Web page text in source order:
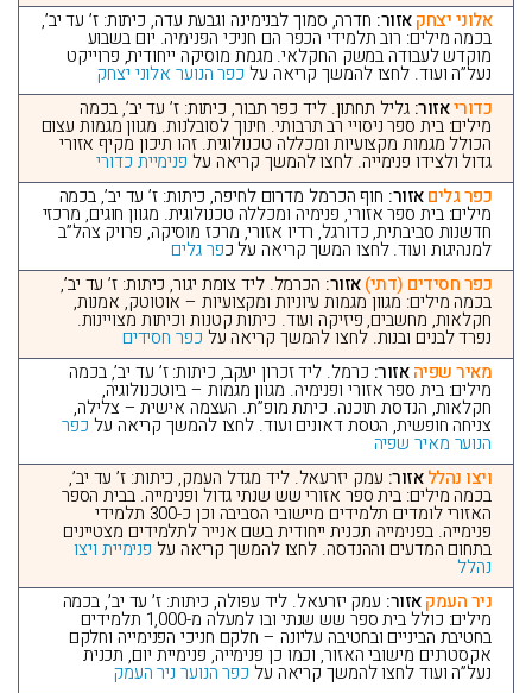
אלוני יצחקאזור: חדרה, סמוך לבנימינה וגבעת עדה, כיתות: ז’ עד יב’,
בכמה מילים: רוב תלמידי הכפר הם חניכי הפנימיה. יום בשבוע
מוקדש לעבודה במשק החקלאי. מגמת מוסיקה ייחודית, פרוייקט
נעל”ה ועוד. לחצו להמשך קריאה על כפר הנוער אלוני יצחק
כדוריאזור: גליל תחתון. ליד כפר תבור, כיתות: ז’ עד יב’, בכמה
מילים: בית ספר ניסויי רב תרבותי. חינוך לסובלנות. מגוון מגמות עצום
הכולל מגמות מקצועיות ומכללה טכנולוגית. זהו תיכון מקיף אזורי
גדול ולצידו פנימייה. לחצו להמשך קריאה על פנימיית כדורי
כפר גליםאזור: חוף הכרמל מדרום לחיפה, כיתות: ז’ עד יב’, בכמה
מילים: בית ספר אזורי, פנימיה ומכללה טכנולוגית. מגוון חוגים, מרכזי
חדשנות סביבתית, כדורגל, רדיו אזורי, מרכז מוסיקה, פרויק צהל”ב
למנהיגות ועוד. לחצו המשך קריאה על כפר גלים
כפר חסידים (דתי)אזור: הכרמל. ליד צומת יגור, כיתות: ז’ עד יב’,
בכמה מילים: מגוון מגמות עיוניות ומקצועיות – אוטוטק, אמנות,
חקלאות, מחשבים, פיזיקה ועוד. כיתות קטנות וכיתות מצויינות.
נפרד לבנים ובנות. לחצו להמשך קריאה על כפר חסידים
מאיר שפיהאזור: כרמל. ליד זכרון יעקב, כיתות: ז’ עד יב’, בכמה
מילים: בית ספר אזורי ופנימיה. מגוון מגמות – ביוטכנולוגיה,
חקלאות, הנדסת תוכנה. כיתת מופ”ת. העצמה אישית – צלילה,
צניחה חופשית, הטסת דאונים ועוד. לחצו להמשך קריאה על כפר
הנוער מאיר שפיה
ויצו נהללאזור: עמק יזרעאל. ליד מגדל העמק, כיתות: ז’ עד יב’,
בכמה מילים: בית ספר אזורי שש שנתי גדול ופנימייה. בבית הספר
האזורי לומדים תלמידים מיישובי הסביבה וכן כ-300 תלמידי
פנימייה. בפנימייה תכנית ייחודית בשם אנייר לתלמידים מצטיינים
בתחום המדעים וההנדסה. לחצו להמשך קריאה על פנימיית ויצו
נהלל
ניר העמקאזור: עמק יזרעאל. ליד עפולה, כיתות: ז’ עד יב’, בכמה
מילים: כולל בית ספר שש שנתי ובו למעלה מ-1,000 תלמידים
בחטיבת הביניים ובחטיבה עליונה – חלקם חניכי הפנימייה וחלקם
אקסטרנים מישובי האזור, וכמו כן פנימייה, פנימיית יום, תכנית
נעל”ה ועוד לחצו להמשך קריאה על כפר הנוער ניר העמק